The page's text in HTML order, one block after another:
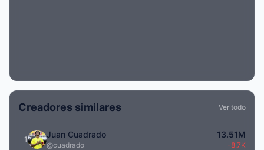
Creadores similares Ver todo
1 Juan Cuadrado
@cuadrado
13.51M
-8.7K